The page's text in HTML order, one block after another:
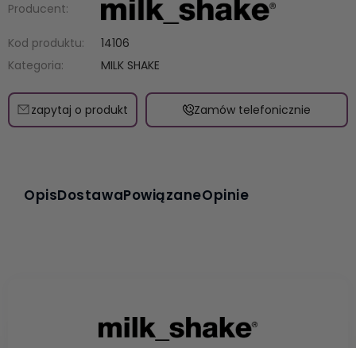
Producent:
Kod produktu:
14106
Kategoria:
MILK SHAKE
zapytaj o produkt Zamów telefonicznie
OpisDostawaPowiązaneOpinie